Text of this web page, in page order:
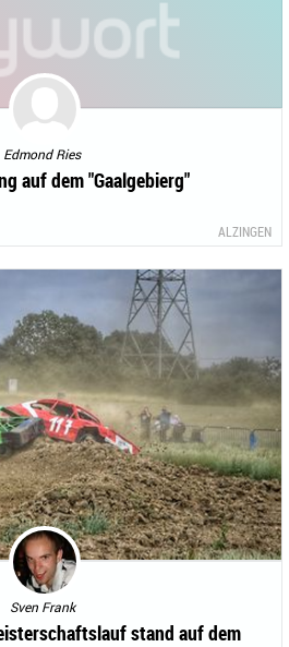
Edmond Ries
auf dem "Gaalgebierg"
ALZINGEN
Sven Frank
stand auf dem